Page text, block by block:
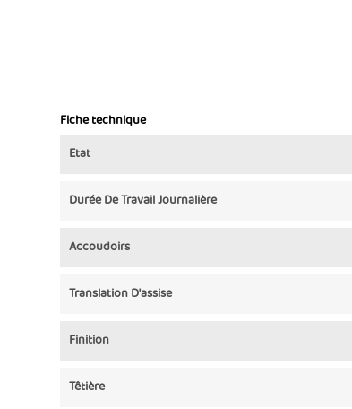
Fiche technique
Etat
Durée De Travail Journalière
Accoudoirs
Translation D'assise
Finition
Têtière